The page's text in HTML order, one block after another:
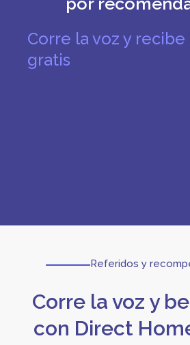
Corre la voz y recibe
gratis
Referidos y
Corre la voz y
con Direct